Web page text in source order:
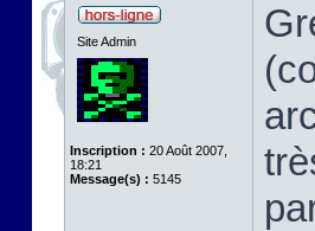
Site Admin
Inscription : 20 Août 2007,
18:21
Message(s) : 5145